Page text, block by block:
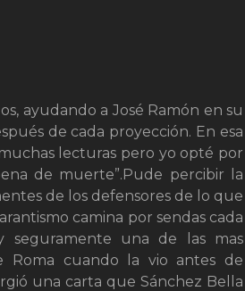
ayudando a José Ramón en su
de cada proyección. En esa
lecturas pero yo opté por
de muerte”.Pude percibir la
de los defensores de lo que
camina por sendas cada
seguramente una de las mas
Roma cuando la vio antes de
una carta que Sánchez Bella